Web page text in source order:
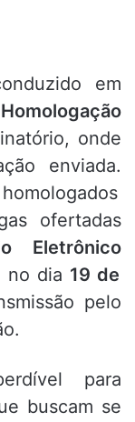
em
Homologação
onde
enviada.
ofertadas
Eletrônico
no dia 19 de
pelo
para
buscam se